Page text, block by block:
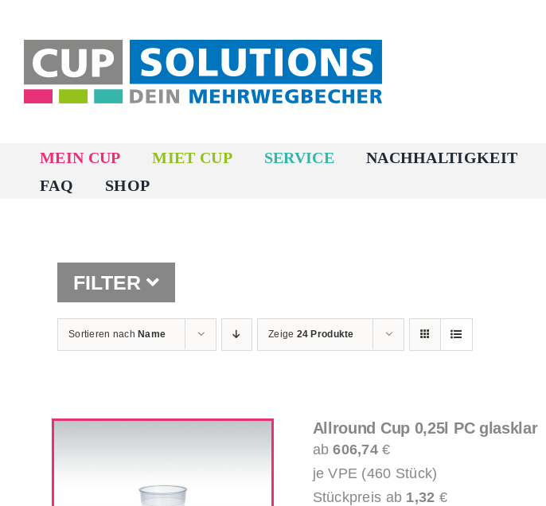
springen
MEIN CUP MIET CUP SERVICE NACHHALTIGKEIT
FAQ
SHOP
FILTER
Sortieren nach Name Zeige 24 Produkte
Allround Cup 0,25l PC glasklar
ab606,74€
je VPE (460 Stück)
Stückpreis ab 1,32 €